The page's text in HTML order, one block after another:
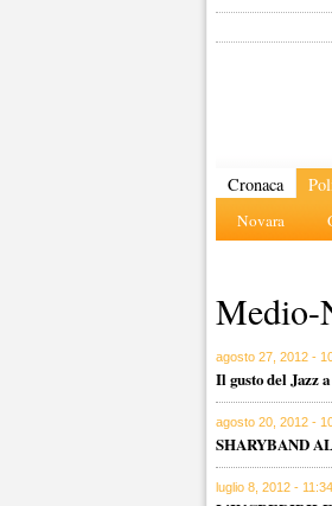
Cronaca
Novara
Medio-
agosto 27, 2012 -
Il gusto del Jazz
agosto 20, 2012 -
SHARYBAND
luglio 8, 2012 -